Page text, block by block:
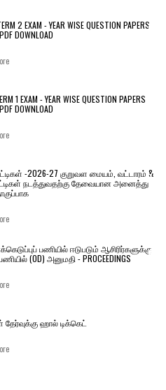
2 EXAM - YEAR WISE QUESTION PAPERS
DOWNLOAD
1 EXAM - YEAR WISE QUESTION PAPERS
DOWNLOAD
-2026-27 குறுவள மையம், வட்டாரம் &
நடத்துவதற்கு தேவையான அனைத்து
பணியில் ஈடுபடும் ஆசிரிர்களுக்கு
(OD) அனுமதி - PROCEEDINGS
ஹால் ​டிக்கெட்